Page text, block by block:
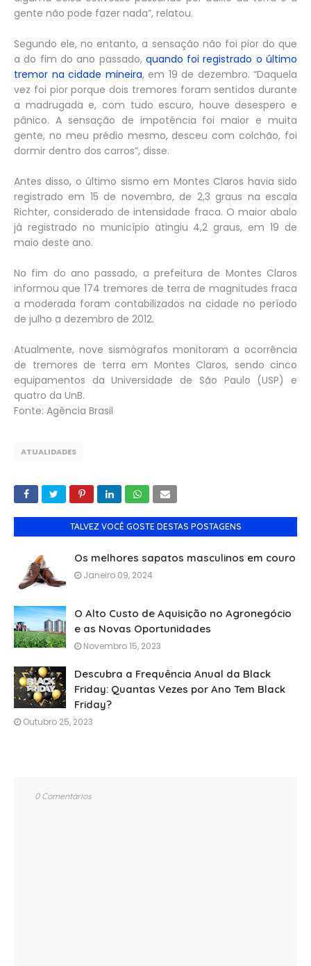
gente não pode fazer nada”, relatou.
Segundo ele, no entanto, a sensação não foi pior do que
a do fim do ano passado, quando foi registrado o último
tremor na cidade mineira, em 19 de dezembro. “Daquela
vez foi pior porque dois tremores foram sentidos durante
a madrugada e, com tudo escuro, houve desespero e
pânico. A sensação de impotência foi maior e muita
gente, no meu prédio mesmo, desceu com colchão, foi
dormir dentro dos carros”, disse.
Antes disso, o último sismo em Montes Claros havia sido
registrado em 15 de novembro, de 2,3 graus na escala
Richter, considerado de intensidade fraca. O maior abalo
já registrado no município atingiu 4,2 graus, em 19 de
maio deste ano.
No fim do ano passado, a prefeitura de Montes Claros
informou que 174 tremores de terra de magnitudes fraca
a moderada foram contabilizados na cidade no período
de julho a dezembro de 2012.
Atualmente, nove sismógrafos monitoram a ocorrência
de tremores de terra em Montes Claros, sendo cinco
equipamentos da Universidade de São Paulo (USP) e
quatro da UnB.
Fonte: Agência Brasil
ATUALIDADES
TALVEZ VOCÊ GOSTE DESTAS POSTAGENS
Os melhores sapatos masculinos em couro
Janeiro 09, 2024
O Alto Custo de Aquisição no Agronegócio
e as Novas Oportunidades
Novembro 15, 2023
Descubra a Frequência Anual da Black
Friday: Quantas Vezes por Ano Tem Black
Friday?
Outubro 25, 2023
0 Comentários